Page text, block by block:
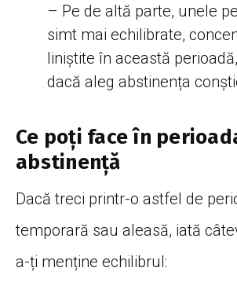
– Pe de altă parte, unele
simt mai echilibrate,
liniștite în această
dacă aleg abstinența
Ce poți face în
abstinență
Dacă treci printr-o astfel de
temporară sau aleasă, iată
a-ți menține echilibrul: